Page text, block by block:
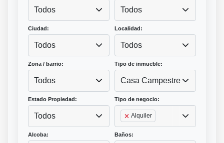
Todos Todos
Ciudad:
Todos
Localidad:
Todos
Zona / barrio:
Todos
Tipo de inmueble:
Casa Campestre
Estado Propiedad:
Todos
Tipo de negocio:
Alquiler
Alcoba: Baños: